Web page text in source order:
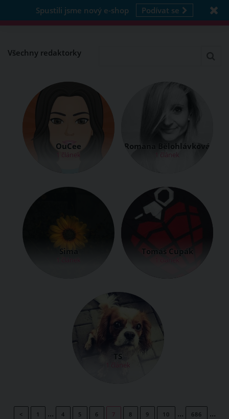
Spustili jsme nový e-shop Podívat se
Všechny redaktorky
OuCee
1 článek
Romana Bělohlávková
1 článek
Sima Tomáš Cupák
TS
1 článek
< 1 … 4 5 6 7 8 9 10 … 686 …